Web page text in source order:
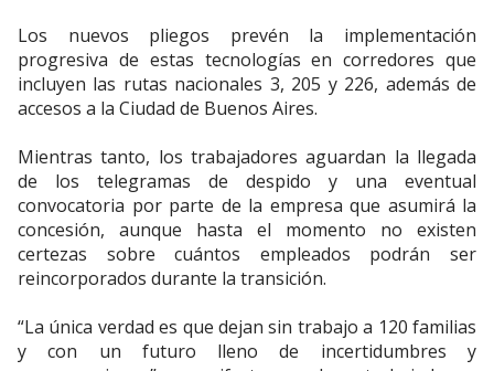
Los nuevos pliegos prevén la implementación
progresiva de estas tecnologías en corredores que
incluyen las rutas nacionales 3, 205 y 226, además de
accesos a la Ciudad de Buenos Aires.
Mientras tanto, los trabajadores aguardan la llegada
de los telegramas de despido y una eventual
convocatoria por parte de la empresa que asumirá la
concesión, aunque hasta el momento no existen
certezas sobre cuántos empleados podrán ser
reincorporados durante la transición.
“La única verdad es que dejan sin trabajo a 120 familias
y con un futuro lleno de incertidumbres y